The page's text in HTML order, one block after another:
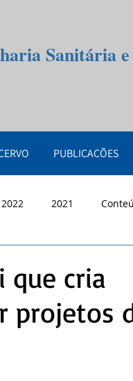
Sanitária
PUBLICAÇÕES
2022 2021
que cria
projetos